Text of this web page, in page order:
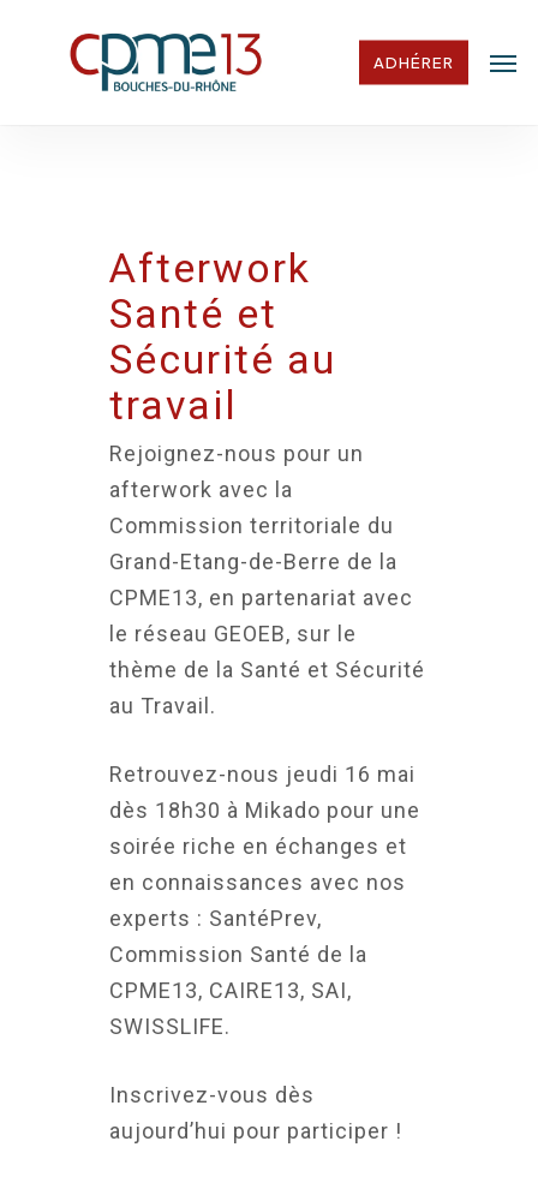
ADHÉRER
Afterwork
Santé et
Sécurité au
travail
Rejoignez-nous pour un
afterwork avec la
Commission territoriale du
Grand-Etang-de-Berre de la
CPME13, en partenariat avec
le réseau GEOEB, sur le
thème de la Santé et Sécurité
au Travail.
Retrouvez-nous jeudi 16 mai
dès 18h30 à Mikado pour une
soirée riche en échanges et
en connaissances avec nos
experts : SantéPrev,
Commission Santé de la
CPME13, CAIRE13, SAI,
SWISSLIFE.
Inscrivez-vous dès
aujourd’hui pour participer !